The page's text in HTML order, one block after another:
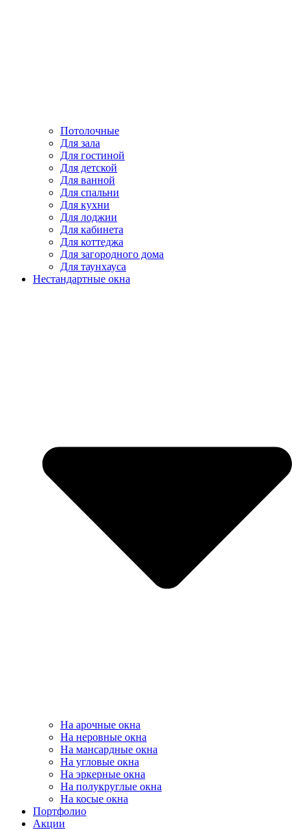
Потолочные
Для зала
Для гостиной
Для детской
Для ванной
Для спальни
Для кухни
Для лоджии
Для кабинета
Для коттеджа
Для загородного дома
Для таунхауса
Нестандартные окна
На арочные окна
На неровные окна
На мансардные окна
На угловые окна
На эркерные окна
На полукруглые окна
На косые окна
Портфолио
Акции